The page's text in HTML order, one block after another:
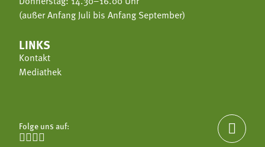
(außer Anfang Juli bis Anfang September)
LINKS
Kontakt
Mediathek
Folge uns auf:

